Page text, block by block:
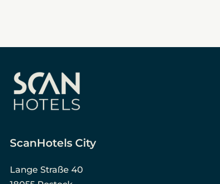
ScanHotels City
Lange Straße 40